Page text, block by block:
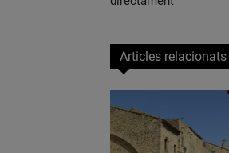
Articles relacionats